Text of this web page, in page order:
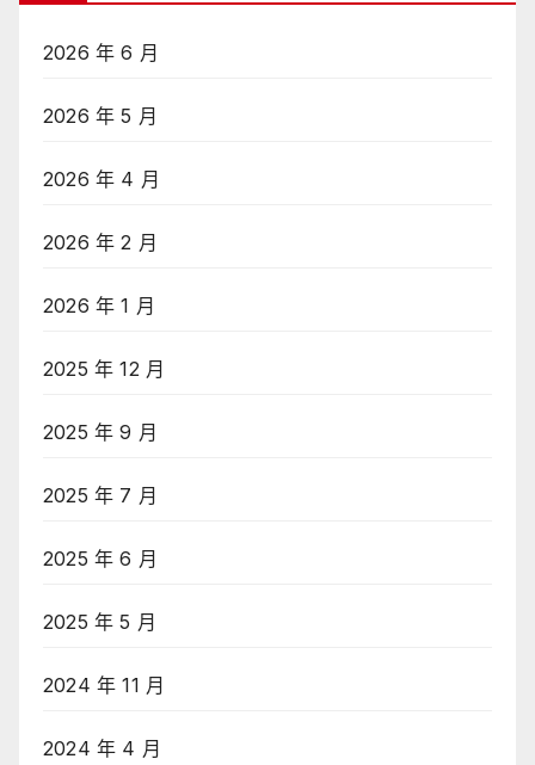
2026 年 6 月
2026 年 5 月
2026 年 4 月
2026 年 2 月
2026 年 1 月
2025 年 12 月
2025 年 9 月
2025 年 7 月
2025 年 6 月
2025 年 5 月
2024 年 11 月
2024 年 4 月